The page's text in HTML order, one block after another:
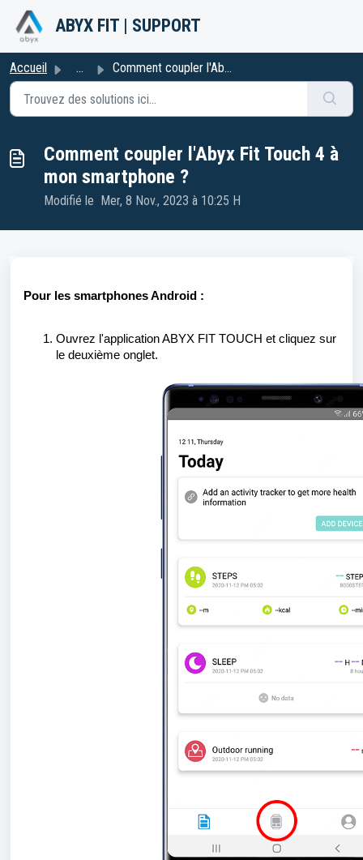
Passer au contenu principal
ABYX FIT | SUPPORT
Accueil ... Comment coupler l'Abyx Fit Touch 4 à mon smartphone ?
Comment coupler l'Abyx Fit Touch 4 à
mon smartphone ?
Modifié le Mer, 8 Nov., 2023 à 10:25 H
Pour les smartphones Android :
Ouvrez l'application ABYX FIT TOUCH et cliquez sur
le deuxième onglet.